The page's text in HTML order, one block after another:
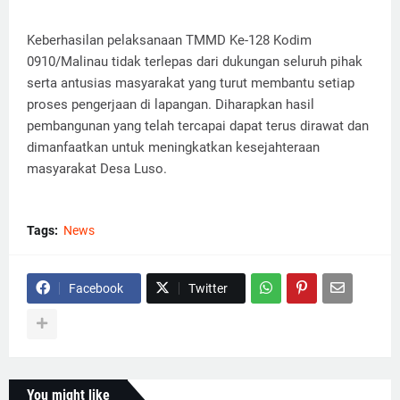
Keberhasilan pelaksanaan TMMD Ke-128 Kodim
0910/Malinau tidak terlepas dari dukungan seluruh pihak
serta antusias masyarakat yang turut membantu setiap
proses pengerjaan di lapangan. Diharapkan hasil
pembangunan yang telah tercapai dapat terus dirawat dan
dimanfaatkan untuk meningkatkan kesejahteraan
masyarakat Desa Luso.
Tags: News
Facebook Twitter
You might like